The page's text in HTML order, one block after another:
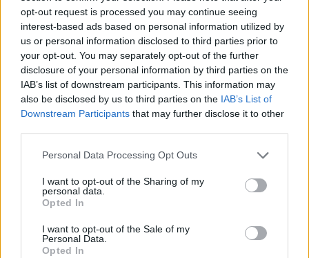
opt-out request is processed you may continue seeing
interest-based ads based on personal information utilized by
us or personal information disclosed to third parties prior to
your opt-out. You may separately opt-out of the further
disclosure of your personal information by third parties on the
IAB’s list of downstream participants. This information may
also be disclosed by us to third parties on the IAB’s List of
Downstream Participants that may further disclose it to other
Personal Data Processing Opt Outs
I want to opt-out of the Sharing of my
personal data.
Opted In
I want to opt-out of the Sale of my
Personal Data.
Opted In